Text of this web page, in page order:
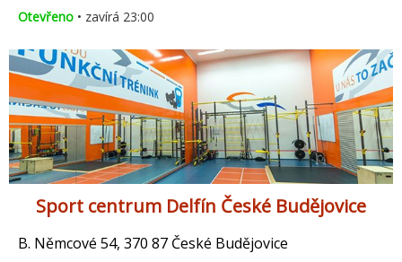
Otevřeno • zavírá 23:00
Sport centrum Delfín České Budějovice
B. Němcové 54, 370 87 České Budějovice